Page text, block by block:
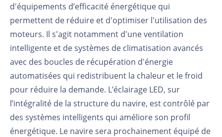
d'équipements d’efficacité énergétique qui
permettent de réduire et d'optimiser l'utilisation des
moteurs. Il s'agit notamment d'une ventilation
intelligente et de systèmes de climatisation avancés
avec des boucles de récupération d'énergie
automatisées qui redistribuent la chaleur et le froid
pour réduire la demande. L’éclairage LED, sur
l’intégralité de la structure du navire, est contrôlé par
des systèmes intelligents qui améliore son profil
énergétique. Le navire sera prochainement équipé de